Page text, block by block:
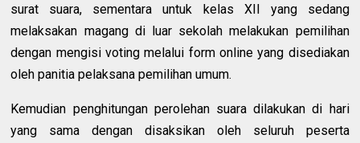
surat suara, sementara untuk kelas XII yang sedang
melaksakan magang di luar sekolah melakukan pemilihan
dengan mengisi voting melalui form online yang disediakan
oleh panitia pelaksana pemilihan umum.
Kemudian penghitungan perolehan suara dilakukan di hari
yang sama dengan disaksikan oleh seluruh peserta